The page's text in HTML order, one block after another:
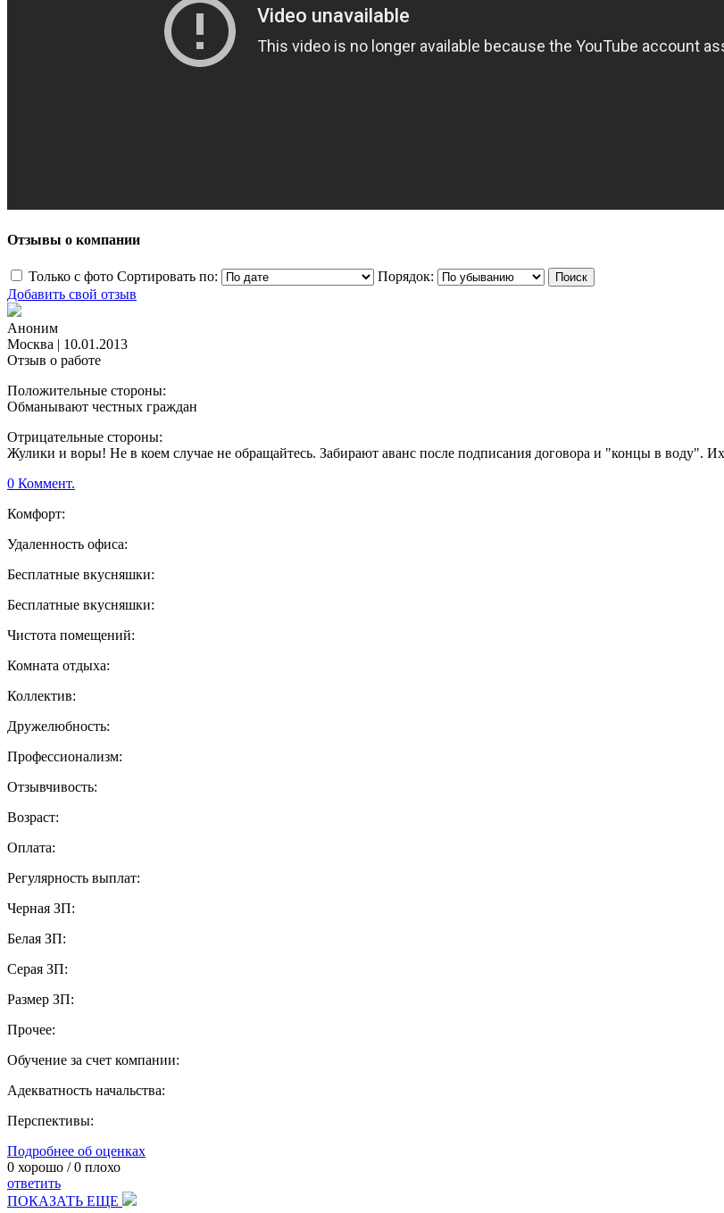
Отзывы о компании
Только с фото Сортировать по:
Порядок:
Добавить свой отзыв
Аноним
Москва | 10.01.2013
Отзыв о работе
Положительные стороны:
Обманывают честных граждан
Отрицательные стороны:
Жулики и воры! Не в коем случае не обращайтесь. Забирают аванс после подписания договора и "концы в
0 Коммент.
Комфорт:
Удаленность офиса:
Бесплатные вкусняшки:
Бесплатные вкусняшки:
Чистота помещений:
Комната отдыха:
Коллектив:
Дружелюбность:
Профессионализм:
Отзывчивость:
Возраст:
Оплата:
Регулярность выплат:
Черная ЗП:
Белая ЗП:
Серая ЗП:
Размер ЗП:
Прочее:
Обучение за счет компании:
Адекватность начальства:
Перспективы:
Подробнее об оценках
0 хорошо /0 плохо
ответить
ПОКАЗАТЬ ЕЩЕ